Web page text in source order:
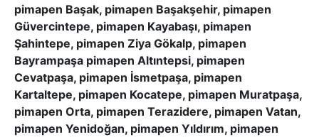
pimapen Başak, pimapen Başakşehir, pimapen
Güvercintepe, pimapen Kayabaşı, pimapen
Şahintepe, pimapen Ziya Gökalp, pimapen
Bayrampaşa pimapen Altıntepsi, pimapen
Cevatpaşa, pimapen İsmetpaşa, pimapen
Kartaltepe, pimapen Kocatepe, pimapen Muratpaşa,
pimapen Orta, pimapen Terazidere, pimapen Vatan,
pimapen Yenidoğan, pimapen Yıldırım, pimapen